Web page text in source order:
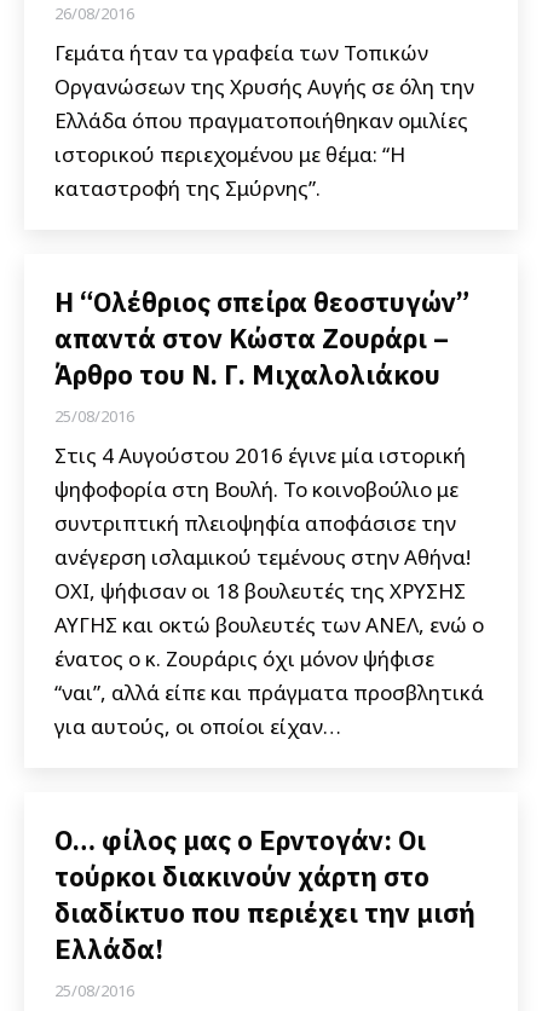
26/08/2016
Γεμάτα ήταν τα γραφεία των Τοπικών
Οργανώσεων της Χρυσής Αυγής σε όλη την
Ελλάδα όπου πραγματοποιήθηκαν ομιλίες
ιστορικού περιεχομένου με θέμα: “Η
καταστροφή της Σμύρνης”.
Η “Ολέθριος σπείρα θεοστυγών”
απαντά στον Κώστα Ζουράρι –
Άρθρο του Ν. Γ. Μιχαλολιάκου
25/08/2016
Στις 4 Αυγούστου 2016 έγινε μία ιστορική
ψηφοφορία στη Βουλή. Το κοινοβούλιο με
συντριπτική πλειοψηφία αποφάσισε την
ανέγερση ισλαμικού τεμένους στην Αθήνα!
ΟΧΙ, ψήφισαν οι 18 βουλευτές της ΧΡΥΣΗΣ
ΑΥΓΗΣ και οκτώ βουλευτές των ΑΝΕΛ, ενώ ο
ένατος ο κ. Ζουράρις όχι μόνον ψήφισε
“ναι”, αλλά είπε και πράγματα προσβλητικά
για αυτούς, οι οποίοι είχαν…
Ο… φίλος μας ο Ερντογάν: Οι
τούρκοι διακινούν χάρτη στο
διαδίκτυο που περιέχει την μισή
Ελλάδα!
25/08/2016